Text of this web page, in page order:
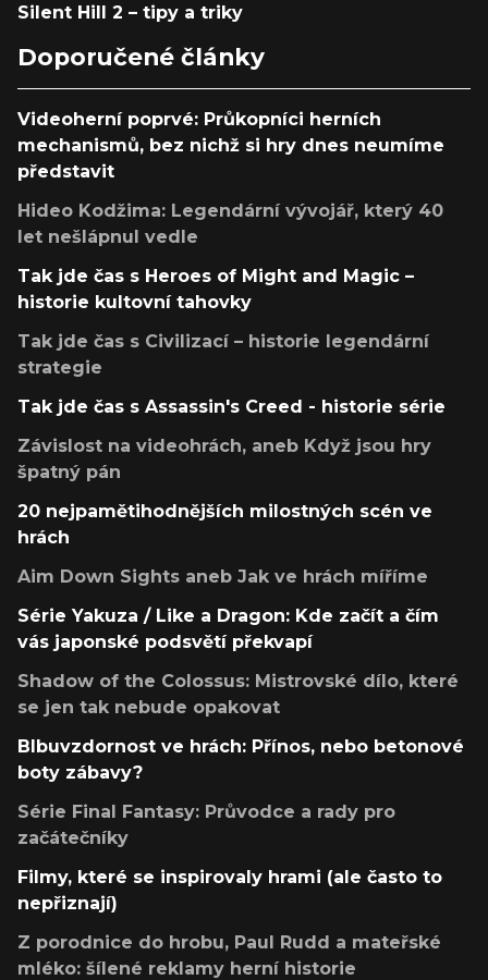
Silent Hill 2 – tipy a triky
Doporučené články
Videoherní poprvé: Průkopníci herních
mechanismů, bez nichž si hry dnes neumíme
představit
Hideo Kodžima: Legendární vývojář, který 40
let nešlápnul vedle
Tak jde čas s Heroes of Might and Magic –
historie kultovní tahovky
Tak jde čas s Civilizací – historie legendární
strategie
Tak jde čas s Assassin's Creed - historie série
Závislost na videohrách, aneb Když jsou hry
špatný pán
20 nejpamětihodnějších milostných scén ve
hrách
Aim Down Sights aneb Jak ve hrách míříme
Série Yakuza / Like a Dragon: Kde začít a čím
vás japonské podsvětí překvapí
Shadow of the Colossus: Mistrovské dílo, které
se jen tak nebude opakovat
Blbuvzdornost ve hrách: Přínos, nebo betonové
boty zábavy?
Série Final Fantasy: Průvodce a rady pro
začátečníky
Filmy, které se inspirovaly hrami (ale často to
nepřiznají)
Z porodnice do hrobu, Paul Rudd a mateřské
mléko: šílené reklamy herní historie